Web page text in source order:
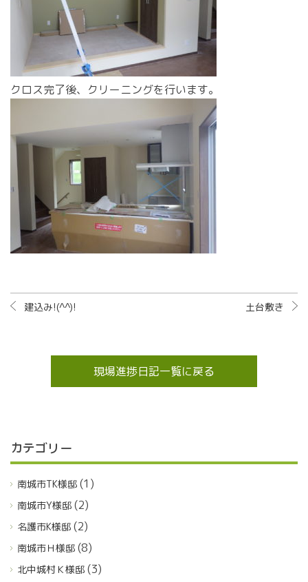
クロス完了後、クリーニングを行います。
建込み!(^^)! 土台敷き
現場進捗日記一覧に戻る
カテゴリー
南城市TK様邸 (1)
南城市Y様邸 (2)
名護市K様邸 (2)
南城市Ｈ様邸 (8)
北中城村Ｋ様邸 (3)